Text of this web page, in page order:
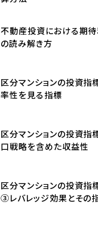
不動産投資における期待
の読み解き方
区分マンションの投資
率性を見る指標
区分マンションの投資
口戦略を含めた収益性
区分マンションの投資指
③レバレッジ効果とその